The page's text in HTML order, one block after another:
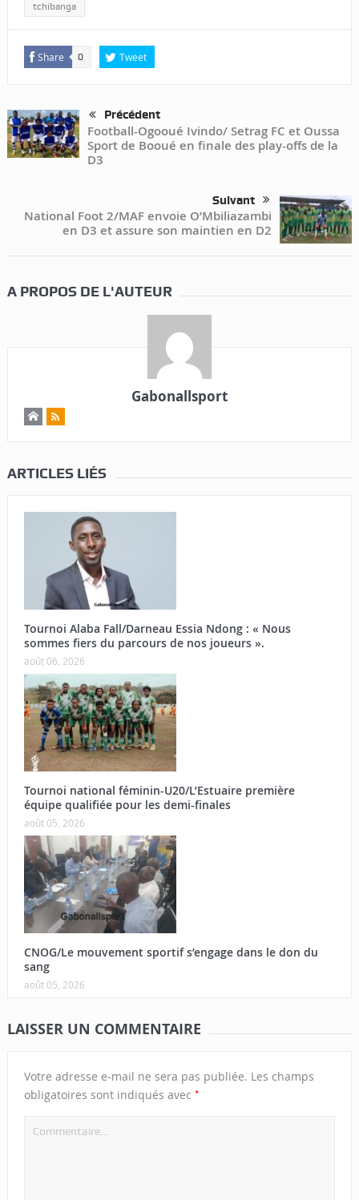
tchibanga
Share 0 Tweet
Précédent
Football-Ogooué Ivindo/ Setrag FC et Oussa
Sport de Booué en finale des play-offs de la
D3
Suivant
National Foot 2/MAF envoie O’Mbiliazambi
en D3 et assure son maintien en D2
A PROPOS DE L'AUTEUR
Gabonallsport
ARTICLES LIÉS
Tournoi Alaba Fall/Darneau Essia Ndong : « Nous
sommes fiers du parcours de nos joueurs ».
août 06, 2026
Tournoi national féminin-U20/L’Estuaire première
équipe qualifiée pour les demi-finales
août 05, 2026
CNOG/Le mouvement sportif s’engage dans le don du
sang
août 05, 2026
LAISSER UN COMMENTAIRE
Votre adresse e-mail ne sera pas publiée. Les champs
obligatoires sont indiqués avec *